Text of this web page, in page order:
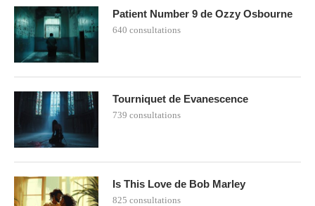
Patient Number 9 de Ozzy Osbourne
640 consultations
Tourniquet de Evanescence
739 consultations
Is This Love de Bob Marley
825 consultations